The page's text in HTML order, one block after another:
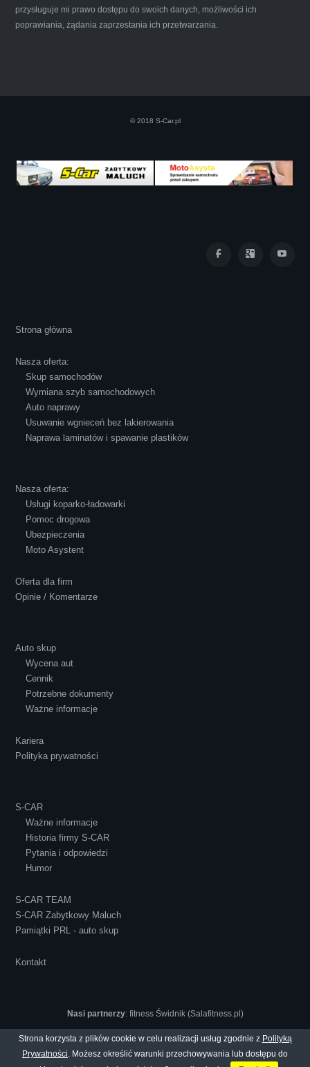
Iwona Górska
naprawde ludzki, nie zdziera, nie oszukuje.
atmosferze, czego z reguły nie można
powiedzieć o innych firmach tego type.
Pozdrawiam i polecam!
Polecam S-Car.pl, szybka i bardzo miła
przysługuje mi prawo dostępu do swoich danych, możliwości ich
poprawiania, żądania zaprzestania ich przetwarzania.
© 2018 S-Car.pl
Strona korzysta z plików cookie w celu realizacji usług zgodnie z Polityką
Prywatności. Możesz określić warunki przechowywania lub dostępu do
Strona główna
Nasza oferta:
Skup samochodów
Wymiana szyb samochodowych
Auto naprawy
Usuwanie wgnieceń bez lakierowania
Naprawa laminatów i spawanie plastików
Nasza oferta:
Usługi koparko-ładowarki
Pomoc drogowa
Ubezpieczenia
Moto Asystent
Oferta dla firm
Opinie / Komentarze
Auto skup
Wycena aut
Cennik
Potrzebne dokumenty
Ważne informacje
Kariera
Polityka prywatności
S-CAR
Ważne informacje
Historia firmy S-CAR
Pytania i odpowiedzi
Humor
S-CAR TEAM
S-CAR Zabytkowy Maluch
Pamiątki PRL - auto skup
Kontakt
Nasi partnerzy: fitness Świdnik (Salafitness.pl)